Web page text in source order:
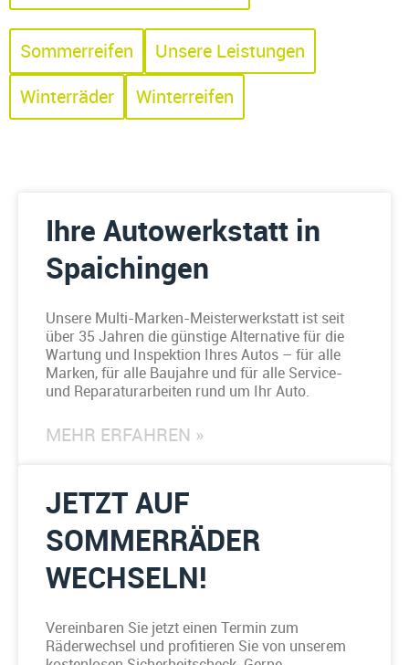
Sommerreifen
Unsere Leistungen
Winterräder
Winterreifen
Ihre Autowerkstatt in
Spaichingen
Unsere Multi-Marken-Meisterwerkstatt ist seit
über 35 Jahren die günstige Alternative für die
Wartung und Inspektion Ihres Autos – für alle
Marken, für alle Baujahre und für alle Service-
und Reparaturarbeiten rund um Ihr Auto.
MEHR ERFAHREN »
JETZT AUF
SOMMERRÄDER
WECHSELN!
Vereinbaren Sie jetzt einen Termin zum
Räderwechsel und profitieren Sie von unserem